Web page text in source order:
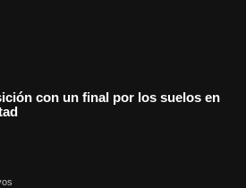
con un final por los suelos en